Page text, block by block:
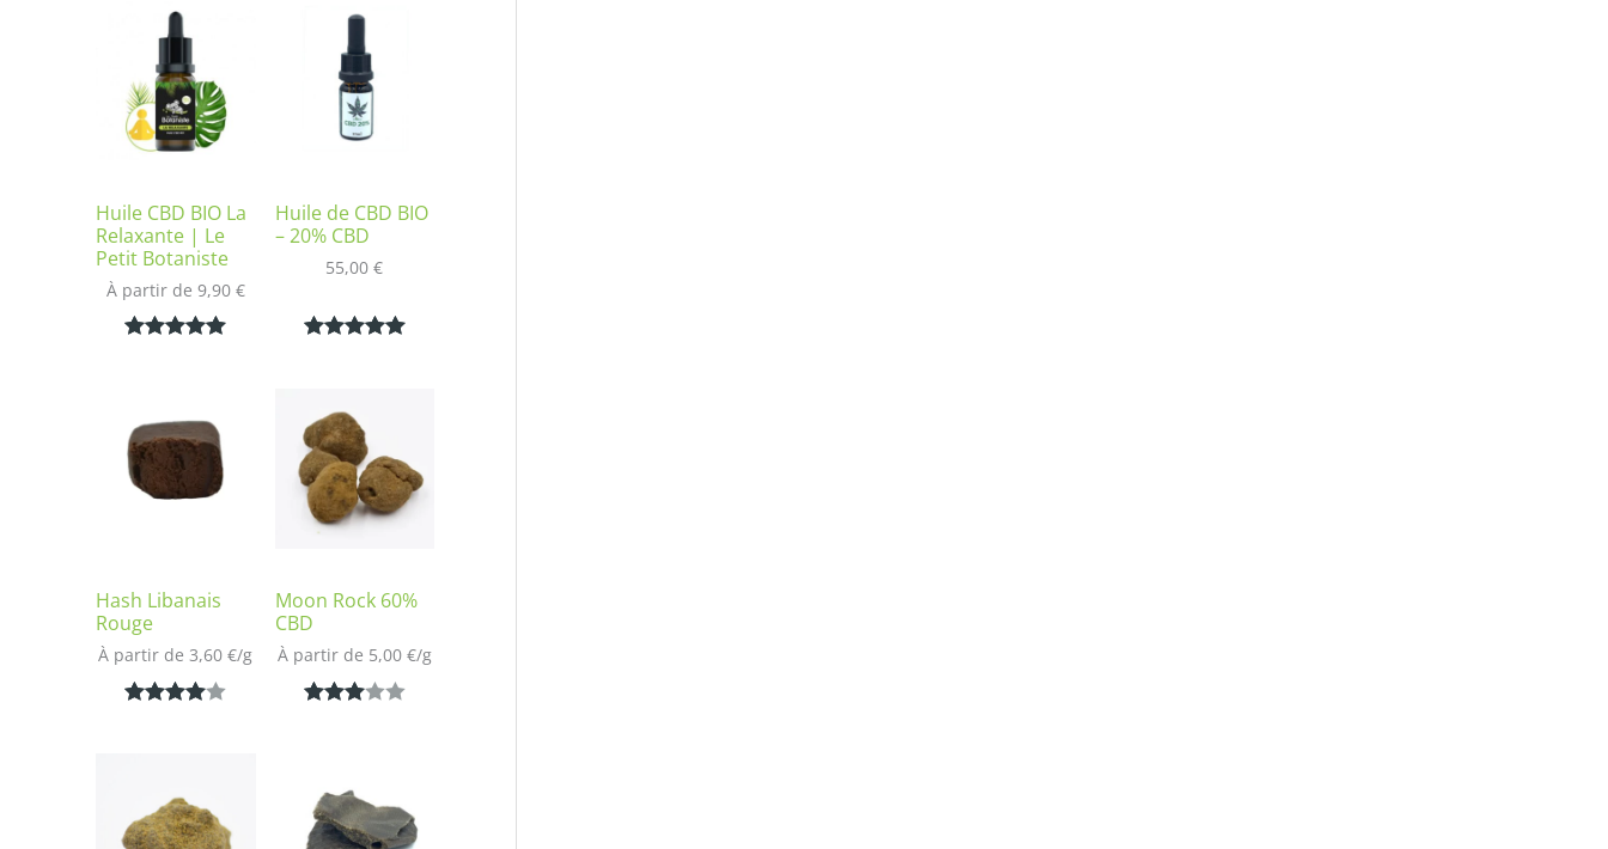
basé sur
client
basé sur
notation
client
Huile CBD BIO La
Relaxante | Le
Petit Botaniste
À partir de 9,90 €
notation
client
Huile de CBD BIO
– 20% CBD
55,00€
basé sur
notation
client
Hash Libanais
Rouge
À partir de 3,60€/g
sur
notation
Moon Rock 60%
CBD
À partir de 5,00 €/g
basé
sur